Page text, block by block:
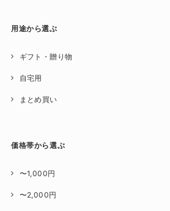
用途から選ぶ
ギフト・贈り物
自宅用
まとめ買い
価格帯から選ぶ
〜1,000円
〜2,000円